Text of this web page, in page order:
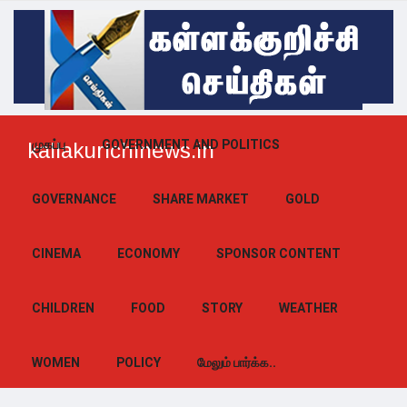
kallakurichinews.in
முகப்பு GOVERNMENT AND POLITICS
GOVERNANCE SHARE MARKET GOLD
CINEMA ECONOMY SPONSOR CONTENT
CHILDREN FOOD STORY WEATHER
WOMEN POLICY மேலும் பார்க்க..